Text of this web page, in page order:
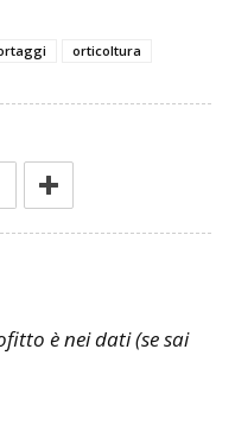
orticoltura
è nei dati (se sai